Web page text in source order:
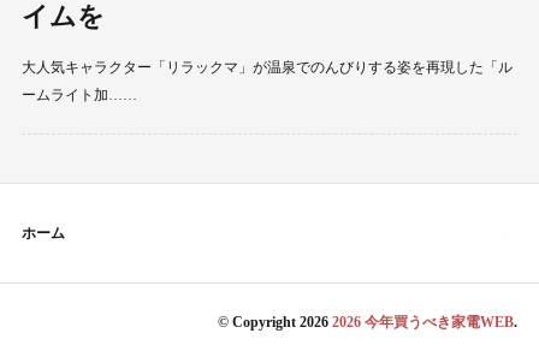
イムを
大人気キャラクター「リラックマ」が温泉でのんびりする姿を再現した「ル
ームライト加……
ホーム
© Copyright 20262026 今年買うべき家電WEB.